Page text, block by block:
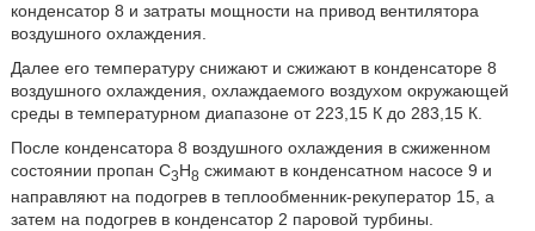
конденсатор 8 и затраты мощности на привод вентилятора
воздушного охлаждения.
Далее его температуру снижают и сжижают в конденсаторе 8
воздушного охлаждения, охлаждаемого воздухом окружающей
среды в температурном диапазоне от 223,15 К до 283,15 К.
После конденсатора 8 воздушного охлаждения в сжиженном
состоянии пропан C3H8 сжимают в конденсатном насосе 9 и
направляют на подогрев в теплообменник-рекуператор 15, а
затем на подогрев в конденсатор 2 паровой турбины.